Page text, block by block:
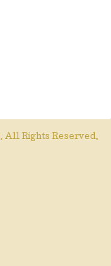
. All Rights Reserved.